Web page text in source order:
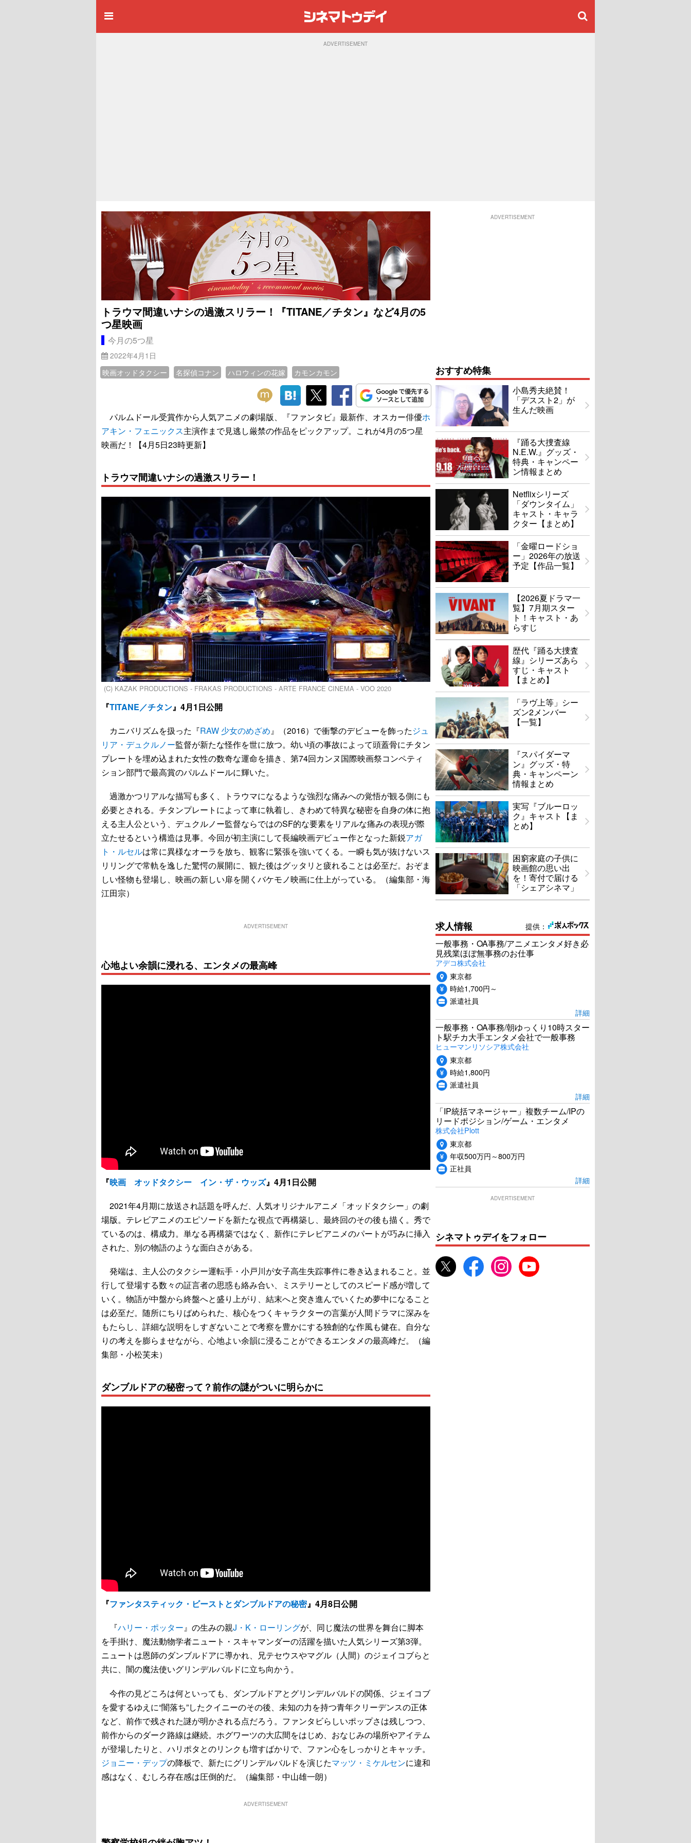
ADVERTISEMENT
トラウマ間違いナシの過激スリラー！『TITANE／チタン』など4月の5
つ星映画
今月の5つ星
2022年4月1日
映画オッドタクシー
名探偵コナン ハロウィンの花嫁 カモンカモン
パルムドール受賞作から人気アニメの劇場版、『ファンタビ』最新作、オスカー俳優ホ
アキン・フェニックス主演作まで見逃し厳禁の作品をピックアップ。これが4月の5つ星
映画だ！【4月5日23時更新】
トラウマ間違いナシの過激スリラー！
(C) KAZAK PRODUCTIONS - FRAKAS PRODUCTIONS - ARTE FRANCE CINEMA - VOO 2020
『TITANE／チタン』4月1日公開
カニバリズムを扱った『RAW 少女のめざめ』（2016）で衝撃のデビューを飾ったジュ
リア・デュクルノー監督が新たな怪作を世に放つ。幼い頃の事故によって頭蓋骨にチタン
プレートを埋め込まれた女性の数奇な運命を描き、第74回カンヌ国際映画祭コンペティ
ション部門で最高賞のパルムドールに輝いた。
過激かつリアルな描写も多く、トラウマになるような強烈な痛みへの覚悟が観る側にも
必要とされる。チタンプレートによって車に執着し、きわめて特異な秘密を自身の体に抱
える主人公という、デュクルノー監督ならではのSF的な要素をリアルな痛みの表現が際
立たせるという構造は見事。今回が初主演にして長編映画デビュー作となった新鋭アガ
ト・ルセルは常に異様なオーラを放ち、観客に緊張を強いてくる。一瞬も気が抜けないス
リリングで常軌を逸した驚愕の展開に、観た後はグッタリと疲れることは必至だ。おぞま
しい怪物も登場し、映画の新しい扉を開くバケモノ映画に仕上がっている。（編集部・海
江田宗）
ADVERTISEMENT
心地よい余韻に浸れる、エンタメの最高峰
『映画 オッドタクシー イン・ザ・ウッズ』4月1日公開
2021年4月期に放送され話題を呼んだ、人気オリジナルアニメ「オッドタクシー」の劇
場版。テレビアニメのエピソードを新たな視点で再構築し、最終回のその後も描く。秀で
ているのは、構成力。単なる再構築ではなく、新作にテレビアニメのパートが巧みに挿入
された、別の物語のような面白さがある。
発端は、主人公のタクシー運転手・小戸川が女子高生失踪事件に巻き込まれること。並
行して登場する数々の証言者の思惑も絡み合い、ミステリーとしてのスピード感が増して
いく。物語が中盤から終盤へと盛り上がり、結末へと突き進んでいくため夢中になること
は必至だ。随所にちりばめられた、核心をつくキャラクターの言葉が人間ドラマに深みを
もたらし、詳細な説明をしすぎないことで考察を豊かにする独創的な作風も健在。自分な
りの考えを膨らませながら、心地よい余韻に浸ることができるエンタメの最高峰だ。（編
集部・小松芙未）
ダンブルドアの秘密って？前作の謎がついに明らかに
『ファンタスティック・ビーストとダンブルドアの秘密』4月8日公開
『ハリー・ポッター』の生みの親J・K・ローリングが、同じ魔法の世界を舞台に脚本
を手掛け、魔法動物学者ニュート・スキャマンダーの活躍を描いた人気シリーズ第3弾。
ニュートは恩師のダンブルドアに導かれ、兄テセウスやマグル（人間）のジェイコブらと
共に、闇の魔法使いグリンデルバルドに立ち向かう。
今作の見どころは何といっても、ダンブルドアとグリンデルバルドの関係、ジェイコブ
を愛するゆえに“闇落ち”したクイニーのその後、未知の力を持つ青年クリーデンスの正体
など、前作で残された謎が明かされる点だろう。ファンタビらしいポップさは残しつつ、
前作からのダーク路線は継続。ホグワーツの大広間をはじめ、おなじみの場所やアイテム
が登場したりと、ハリポタとのリンクも増すばかりで、ファン心をしっかりとキャッチ。
ジョニー・デップの降板で、新たにグリンデルバルドを演じたマッツ・ミケルセンに違和
感はなく、むしろ存在感は圧倒的だ。（編集部・中山雄一朗）
ADVERTISEMENT
ADVERTISEMENT
おすすめ特集
小島秀夫絶賛！
「デススト2」が
生んだ映画
『踊る大捜査線
N.E.W.』グッズ・
特典・キャンペー
ン情報まとめ
Netflixシリーズ
「ダウンタイム」
キャスト・キャラ
クター【まとめ】
「金曜ロードショ
ー」2026年の放送
予定【作品一覧】
【2026夏ドラマ一
覧】7月期スター
ト！キャスト・あ
らすじ
歴代『踊る大捜査
線』シリーズあら
すじ・キャスト
【まとめ】
「ラヴ上等」シー
ズン2メンバー
【一覧】
『スパイダーマ
ン』グッズ・特
典・キャンペーン
情報まとめ
実写『ブルーロッ
ク』キャスト【ま
とめ】
困窮家庭の子供に
映画館の思い出
を！寄付で届ける
「シェアシネマ」
提供：
求人情報
一般事務・OA事務/アニメエンタメ好き必
見残業ほぼ無事務のお仕事
アデコ株式会社
東京都
時給1,700円～
派遣社員
詳細
一般事務・OA事務/朝ゆっくり10時スター
ト駅チカ大手エンタメ会社で一般事務
ヒューマンリソシア株式会社
東京都
時給1,800円
派遣社員
詳細
「IP統括マネージャー」複数チーム/IPの
リードポジション/ゲーム・エンタメ
株式会社Plott
東京都
年収500万円～800万円
正社員
詳細
ADVERTISEMENT
シネマトゥデイをフォロー